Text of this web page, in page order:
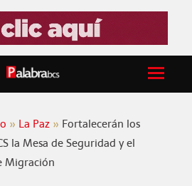
La Paz
Fortalecerán los
la Mesa de Seguridad y el
Migración